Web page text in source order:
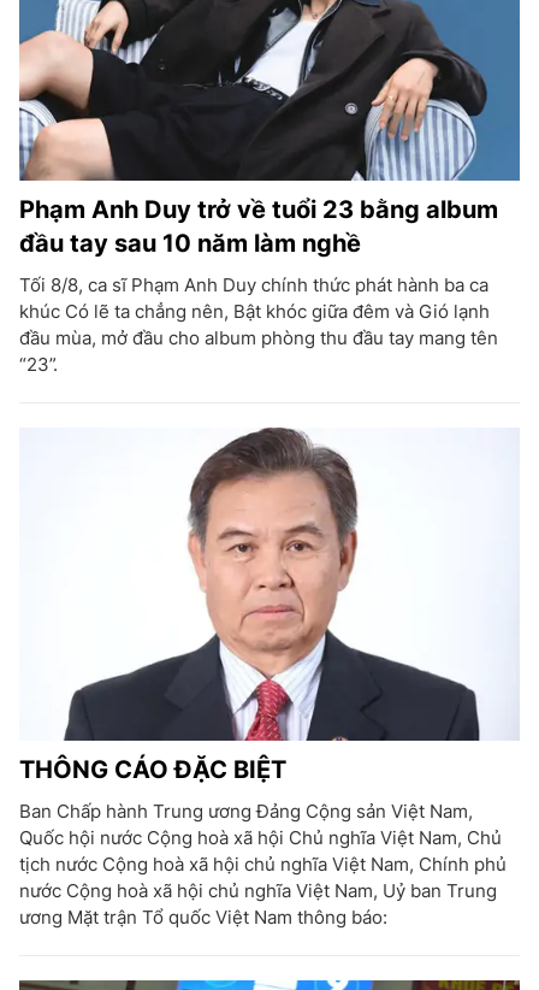
Phạm Anh Duy trở về tuổi 23 bằng album
đầu tay sau 10 năm làm nghề
Tối 8/8, ca sĩ Phạm Anh Duy chính thức phát hành ba ca
khúc Có lẽ ta chẳng nên, Bật khóc giữa đêm và Gió lạnh
đầu mùa, mở đầu cho album phòng thu đầu tay mang tên
“23”.
THÔNG CÁO ĐẶC BIỆT
Ban Chấp hành Trung ương Đảng Cộng sản Việt Nam,
Quốc hội nước Cộng hoà xã hội Chủ nghĩa Việt Nam, Chủ
tịch nước Cộng hoà xã hội chủ nghĩa Việt Nam, Chính phủ
nước Cộng hoà xã hội chủ nghĩa Việt Nam, Uỷ ban Trung
ương Mặt trận Tổ quốc Việt Nam thông báo: